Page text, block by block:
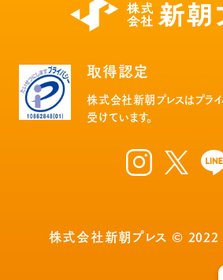
取得認定
株式会社新朝プレスはプラ
受けています。
株式会社新朝プレス © 2022